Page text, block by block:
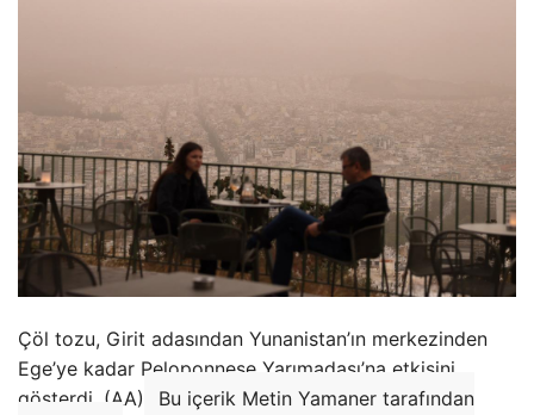
Çöl tozu, Girit adasından Yunanistan’ın merkezinden
Ege’ye kadar Peloponnese Yarımadası’na etkisini
gösterdi. (AA)
Bu içerik Metin Yamaner tarafından